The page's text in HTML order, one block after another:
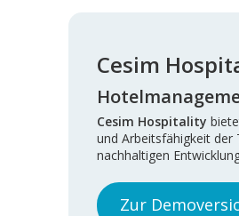
Cesim
Cesim Hospitality
und Arbeitsfähigkeit der
nachhaltigen
Zur